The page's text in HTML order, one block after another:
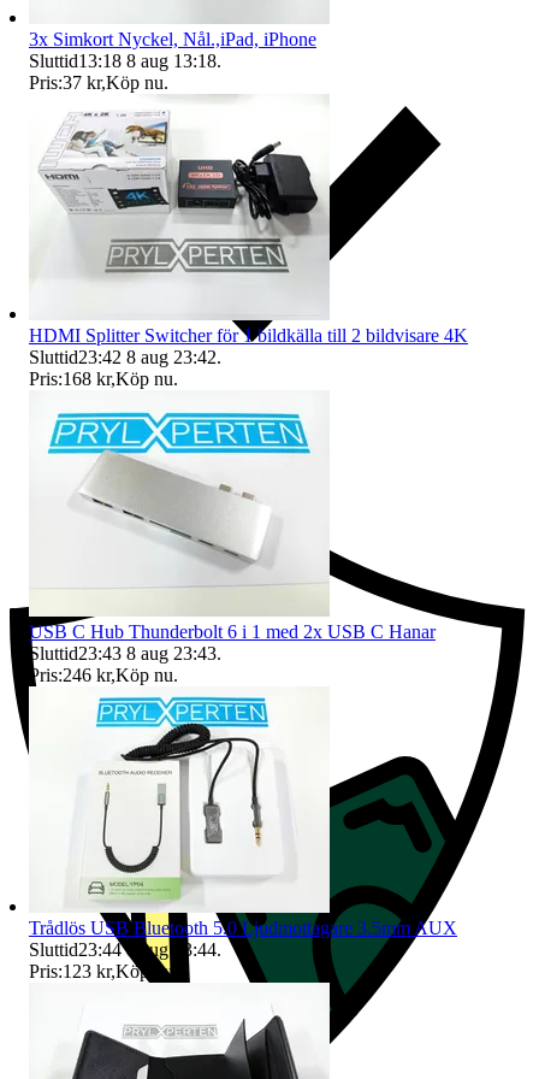
Ersättning om du inte får din vara
3x Simkort Nyckel, Nål.,iPad, iPhone
Sluttid13:18 8 aug 13:18.
Pris:37 kr,Köp nu.
HDMI Splitter Switcher för 1 bildkälla till 2 bildvisare 4K
Sluttid23:42 8 aug 23:42.
Pris:168 kr,Köp nu.
USB C Hub Thunderbolt 6 i 1 med 2x USB C Hanar
Sluttid23:43 8 aug 23:43.
Pris:246 kr,Köp nu.
Trådlös USB Bluetooth 5.0 Ljudmottagare 3.5mm AUX
Sluttid23:44 8 aug 23:44.
Pris:123 kr,Köp nu